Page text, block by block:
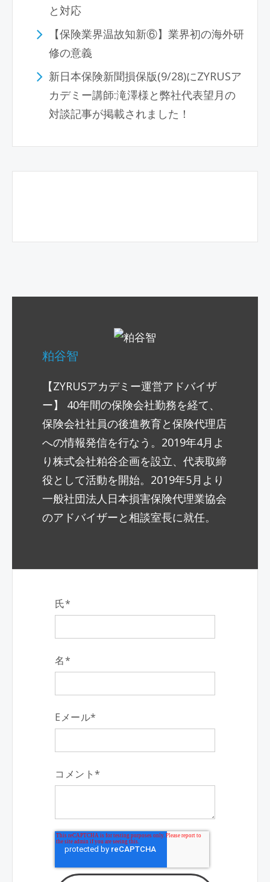
と対応
【保険業界温故知新⑥】業界初の海外研
修の意義
新日本保険新聞損保版(9/28)にZYRUSア
カデミー講師:滝澤様と弊社代表望月の
対談記事が掲載されました！
粕谷智
【ZYRUSアカデミー運営アドバイザ
ー】 40年間の保険会社勤務を経て、
保険会社社員の後進教育と保険代理店
への情報発信を行なう。2019年4月よ
り株式会社粕谷企画を設立、代表取締
役として活動を開始。2019年5月より
一般社団法人日本損害保険代理業協会
のアドバイザーと相談室長に就任。
氏*
名*
Eメール*
コメント*